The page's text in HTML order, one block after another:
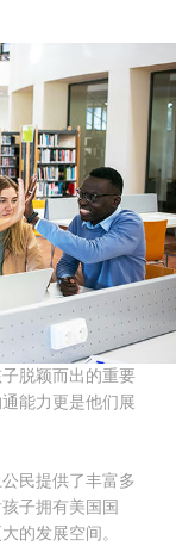
脱颖而出的重要
能力更是他们展
民提供了丰富多
子拥有美国国
的发展空间。